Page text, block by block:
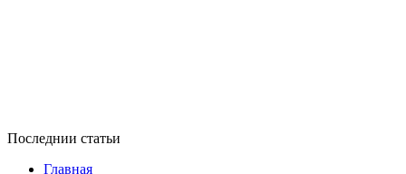
Последнии статьи
Главная